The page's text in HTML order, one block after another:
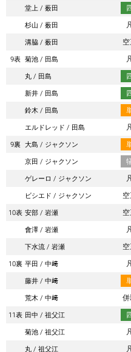
堂上
薮田
杉山
薮田
溝脇
薮田
9表 菊池 田島
丸
田島
新井
田島
鈴木
田島
エルドレッド
田島
9裏 大島 ジャクソン
京田
ジャクソン
ゲレーロ
ジャクソン
ビシエド
ジャクソン
10表 安部 岩瀬
會澤
岩瀬
下水流
岩瀬
10裏 平田 中﨑
藤井
中﨑
荒木
中﨑
11表 田中 祖父江
菊池
祖父江
丸
祖父江